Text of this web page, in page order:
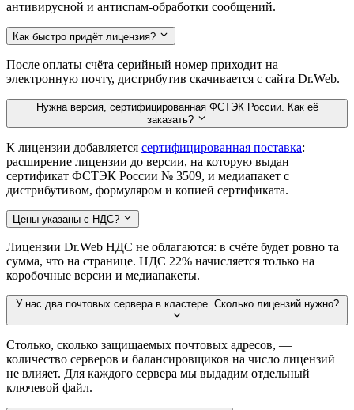
антивирусной и антиспам-обработки сообщений.
Как быстро придёт лицензия?
После оплаты счёта серийный номер приходит на
электронную почту, дистрибутив скачивается с сайта Dr.Web.
Нужна версия, сертифицированная ФСТЭК России. Как её
заказать?
К лицензии добавляется сертифицированная поставка:
расширение лицензии до версии, на которую выдан
сертификат ФСТЭК России № 3509, и медиапакет с
дистрибутивом, формуляром и копией сертификата.
Цены указаны с НДС?
Лицензии Dr.Web НДС не облагаются: в счёте будет ровно та
сумма, что на странице. НДС 22% начисляется только на
коробочные версии и медиапакеты.
У нас два почтовых сервера в кластере. Сколько лицензий нужно?
Столько, сколько защищаемых почтовых адресов, —
количество серверов и балансировщиков на число лицензий
не влияет. Для каждого сервера мы выдадим отдельный
ключевой файл.